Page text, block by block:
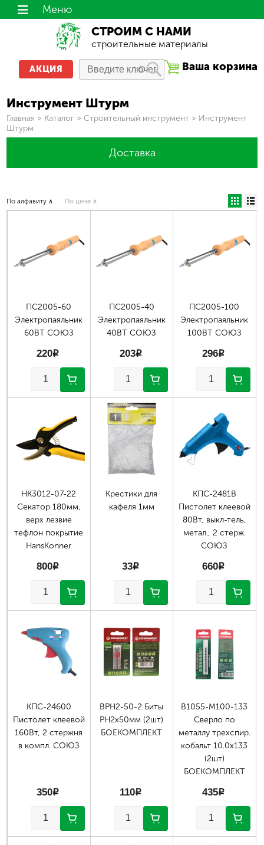
СТРОИМ С НАМИ
строительные материалы
Ваша корзина
АКЦИЯ
Меню
Инструмент Штурм
Вы здесь
Главная > Каталог > Строительный инструмент > Инструмент
Штурм
Доставка
По алфавиту ∧ По цене ∧
ПС2005-60
Электропаяльник
60ВТ СОЮЗ
220p
ПС2005-40
Электропаяльник
40ВТ СОЮЗ
203p
ПС2005-100
Электропаяльник
100ВТ СОЮЗ
296p
НК3012-07-22
Секатор 180мм,
верх лезвие
тефлон покрытие
HansKonner
800p
Крестики для
кафеля 1мм
33p
КПС-2481В
Пистолет клеевой
80Вт, выкл-тель,
метал., 2 стерж.
СОЮЗ
660p
КПС-24600
Пистолет клеевой
160Вт, 2 стержня
в компл. СОЮЗ
350p
ВРН2-50-2 Биты
РН2х50мм (2шт)
БОЕКОМПЛЕКТ
110p
В1055-М100-133
Сверло по
металлу трехспир.
кобальт 10.0х133
(2шт)
БОЕКОМПЛЕКТ
435p